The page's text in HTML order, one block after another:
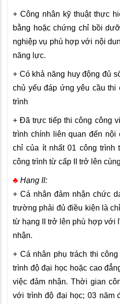
+ Công nhân kỹ thuật thực
bằng hoặc chứng chỉ bồi
nghiệp vụ phù hợp với nội
năng lực.
+ Có khả năng huy động đủ
chủ yếu đáp ứng yêu cầu thi
trình
+ Đã trực tiếp thi công công
trình chính liên quan đến nội
chỉ của ít nhất 01 công trình
công trình từ cấp II trở lên
♣ Hạng II:
+ Cá nhân đảm nhận chức
trường phải đủ điều kiện là
từ hạng II trở lên phù hợp với
nhận.
+ Cá nhân phụ trách thi
trình độ đại học hoặc cao
việc đảm nhận. Thời gian
với trình độ đại học; 03 năm